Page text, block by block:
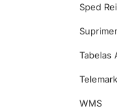
Sped
Tabelas
WMS